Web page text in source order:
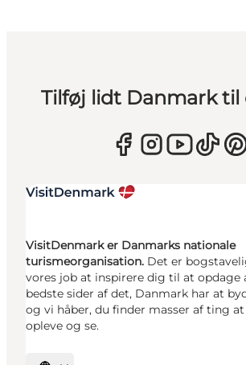
Tilføj lidt Danmark til
VisitDenmark er Danmarks nationale
turismeorganisation. Det er
vores job at inspirere dig til at opdage
bedste sider af det, Danmark har at
og vi håber, du finder masser af ting at
opleve og se.